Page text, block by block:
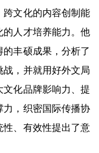
跨文化的内容创制能
的人才培养能力。他
丰硕成果，分析了
战，并就用好外文局
化品牌影响力、提
力，织密国际传播协
性、有效性提出了意